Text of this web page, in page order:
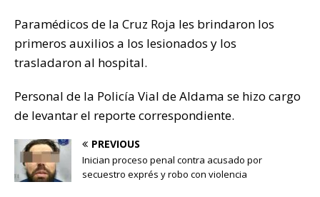
Paramédicos de la Cruz Roja les brindaron los
primeros auxilios a los lesionados y los
trasladaron al hospital.
Personal de la Policía Vial de Aldama se hizo cargo
de levantar el reporte correspondiente.
PREVIOUS
Inician proceso penal contra acusado por
secuestro exprés y robo con violencia